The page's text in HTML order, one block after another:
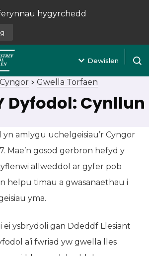
newydd)
hygyrchedd
Dewislen
Gwella Torfaen
Dyfodol: Cynllun
yn amlygu uchelgeisiau’r Cyngor
Mae’n gosod gerbron hefyd y
allweddol ar gyfer pob
helpu timau a gwasanaethau i
yma.
ei ysbrydoli gan Ddeddf Llesiant
a’i fwriad yw gwella lles